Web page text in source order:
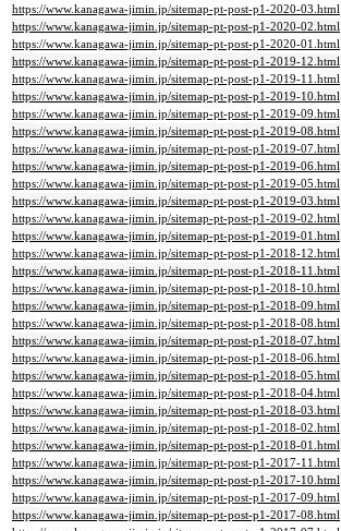
https://www.kanagawa-jimin.jp/sitemap-pt-post-p1-2020-03.html
https://www.kanagawa-jimin.jp/sitemap-pt-post-p1-2020-02.html
https://www.kanagawa-jimin.jp/sitemap-pt-post-p1-2020-01.html
https://www.kanagawa-jimin.jp/sitemap-pt-post-p1-2019-12.html
https://www.kanagawa-jimin.jp/sitemap-pt-post-p1-2019-11.html
https://www.kanagawa-jimin.jp/sitemap-pt-post-p1-2019-10.html
https://www.kanagawa-jimin.jp/sitemap-pt-post-p1-2019-09.html
https://www.kanagawa-jimin.jp/sitemap-pt-post-p1-2019-08.html
https://www.kanagawa-jimin.jp/sitemap-pt-post-p1-2019-07.html
https://www.kanagawa-jimin.jp/sitemap-pt-post-p1-2019-06.html
https://www.kanagawa-jimin.jp/sitemap-pt-post-p1-2019-05.html
https://www.kanagawa-jimin.jp/sitemap-pt-post-p1-2019-03.html
https://www.kanagawa-jimin.jp/sitemap-pt-post-p1-2019-02.html
https://www.kanagawa-jimin.jp/sitemap-pt-post-p1-2019-01.html
https://www.kanagawa-jimin.jp/sitemap-pt-post-p1-2018-12.html
https://www.kanagawa-jimin.jp/sitemap-pt-post-p1-2018-11.html
https://www.kanagawa-jimin.jp/sitemap-pt-post-p1-2018-10.html
https://www.kanagawa-jimin.jp/sitemap-pt-post-p1-2018-09.html
https://www.kanagawa-jimin.jp/sitemap-pt-post-p1-2018-08.html
https://www.kanagawa-jimin.jp/sitemap-pt-post-p1-2018-07.html
https://www.kanagawa-jimin.jp/sitemap-pt-post-p1-2018-06.html
https://www.kanagawa-jimin.jp/sitemap-pt-post-p1-2018-05.html
https://www.kanagawa-jimin.jp/sitemap-pt-post-p1-2018-04.html
https://www.kanagawa-jimin.jp/sitemap-pt-post-p1-2018-03.html
https://www.kanagawa-jimin.jp/sitemap-pt-post-p1-2018-02.html
https://www.kanagawa-jimin.jp/sitemap-pt-post-p1-2018-01.html
https://www.kanagawa-jimin.jp/sitemap-pt-post-p1-2017-11.html
https://www.kanagawa-jimin.jp/sitemap-pt-post-p1-2017-10.html
https://www.kanagawa-jimin.jp/sitemap-pt-post-p1-2017-09.html
https://www.kanagawa-jimin.jp/sitemap-pt-post-p1-2017-08.html